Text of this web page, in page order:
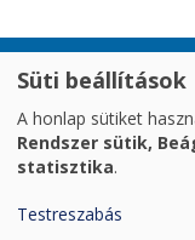
2026. ©
Süti beállítások
A honlap sütiket
Rendszer sütik,
statisztika.
Testreszabás